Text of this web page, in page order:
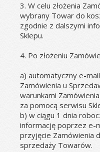
3. W celu złożenia
wybrany Towar do
zgodnie z dalszymi
Sklepu.
4. Po złożeniu
a) automatyczny e-
Zamówienia u
warunkami
za pomocą serwisu
b) w ciągu 1 dnia
informację poprzez e-
przyjęcie Zamówienia
sprzedaży Towarów.